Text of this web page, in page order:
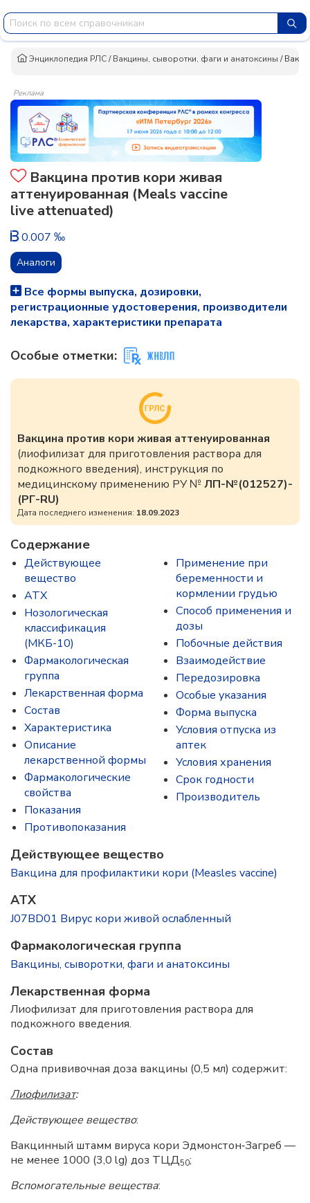
Энциклопедия РЛС/Вакцины, сыворотки, фаги и анатоксины /
Реклама
Вакцина против кори живая
аттенуированная (Meals vaccine
live attenuated)
0.007 ‰
Аналоги
Все формы выпуска, дозировки,
регистрационные удостоверения, производители
лекарства, характеристики препарата
Особые отметки:
Вакцина против кори живая аттенуированная
(лиофилизат для приготовления раствора для
подкожного введения), инструкция по
медицинскому применению РУ № ЛП-№(012527)-
(РГ-RU)
Дата последнего изменения: 18.09.2023
Содержание
Действующее
вещество
ATX
Нозологическая
классификация
(МКБ-10)
Фармакологическая
группа
Лекарственная форма
Состав
Характеристика
Описание
лекарственной формы
Фармакологические
свойства
Показания
Противопоказания
Применение при
беременности и
кормлении грудью
Способ применения и
дозы
Побочные действия
Взаимодействие
Передозировка
Особые указания
Форма выпуска
Условия отпуска из
аптек
Условия хранения
Срок годности
Производитель
Действующее вещество
Вакцина для профилактики кори (Measles vaccine)
ATX
J07BD01 Вирус кори живой ослабленный
Фармакологическая группа
Вакцины, сыворотки, фаги и анатоксины
Лекарственная форма
Лиофилизат для приготовления раствора для
подкожного введения.
Состав
Одна прививочная доза вакцины (0,5 мл) содержит:
Лиофилизат:
Действующее вещество:
Вакцинный штамм вируса кори Эдмонстон‑Загреб —
не менее 1000 (3,0 lg) доз ТЦД50;
Вспомогательные вещества: